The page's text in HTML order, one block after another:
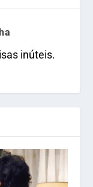
inúteis.